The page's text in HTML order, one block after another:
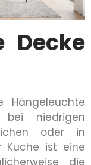
Decke
bei niedrigen
oder in
Küche ist eine